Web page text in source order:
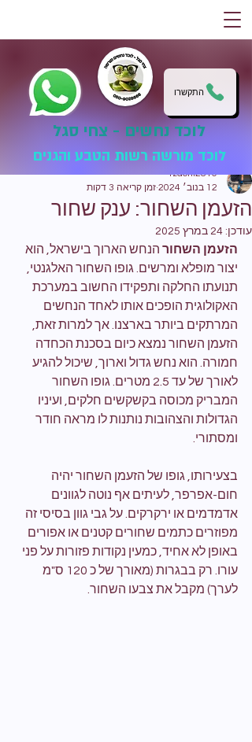
התקשרו
לוכד נחשים - צחי סגל
לוכד מורשה רשות הטבע והגנים
הזעמן השחור: ענק שחור
tzachi2810
12 בנוב׳ 2024
זמן קריאה 3 דקות
עודכן: 24 במרץ 2025
הזעמן השחור הנחש הארוך בישראל, הוא
יצור מופלא ומרשים. גופו השחור האלגנטי,
תנועתו החלקה ותפקידו החשוב במערכת
האקולוגית הופכים אותו לאחד הנחשים
המרתקים ביותר בארצנו. אך למרות זאת,
הזעמן השחור נמצא כיום בסכנת הכחדה
חמורה. הוא נחש גדול וארוך, שיכול להגיע
לאורך של עד 2.5 מטרים. גופו השחור
המבריק מכוסה בקשקשים חלקים, ועיניו
הגדולות והצהובות נותנות לו מראה חודר
ומסתורי.
בצעירותו, גופו של הזעמן השחור יהיה
חום-אפרפר, לעיתים אף נוטה לגוונים
אדמדמים או ירקרקים. על גבי גוון בסיסי זה
מפוזרים כתמים שחורים קטנים או אפורים
באופן לא אחיד, כמעין נקודות פזורות על פני
עורו. רק בבגרות (מאורך של כ 120 ס"מ
לערך) מקבל את צבעו השחור.